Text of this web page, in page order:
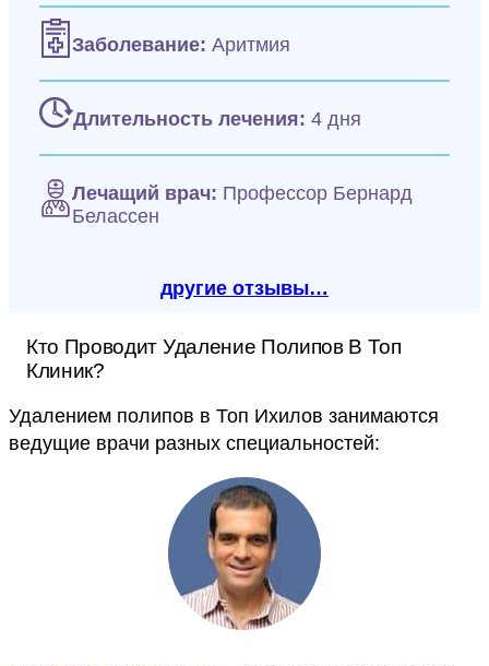
Заболевание: Аритмия
Длительность лечения: 4 дня
Лечащий врач: Профессор Бернард
Белассен
другие отзывы…
Кто Проводит Удаление Полипов В Топ
Клиник?
Удалением полипов в Топ Ихилов занимаются
ведущие врачи разных специальностей: